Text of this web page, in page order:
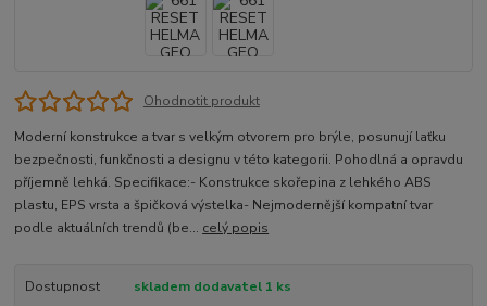
Ohodnotit produkt
Moderní konstrukce a tvar s velkým otvorem pro brýle, posunují laťku
bezpečnosti, funkčnosti a designu v této kategorii. Pohodlná a opravdu
příjemně lehká. Specifikace:- Konstrukce skořepina z lehkého ABS
plastu, EPS vrsta a špičková výstelka- Nejmodernější kompatní tvar
podle aktuálních trendů (be... celý popis
Dostupnost
skladem dodavatel 1 ks